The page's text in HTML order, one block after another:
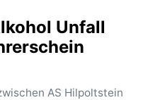
des 54-jährigen
Unfall
AS Hilpoltstein